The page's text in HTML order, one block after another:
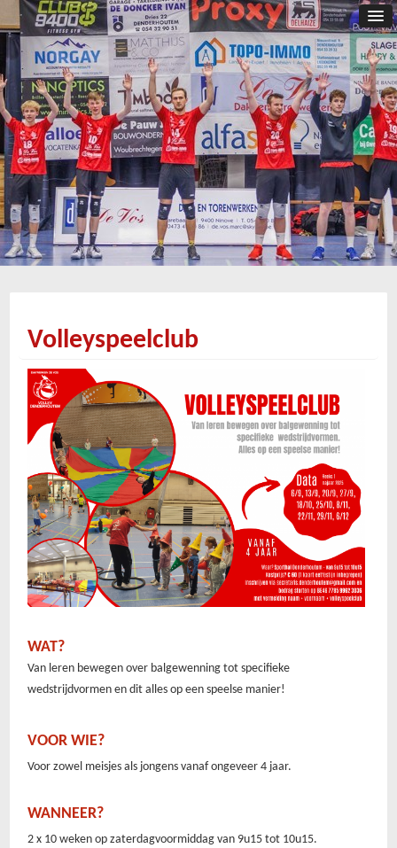
Volleyspeelclub
WAT?
Van leren bewegen over balgewenning tot specifieke
wedstrijdvormen en dit alles op een speelse manier!
VOOR WIE?
Voor zowel meisjes als jongens vanaf ongeveer 4 jaar.
WANNEER?
2 x 10 weken op zaterdagvoormiddag van 9u15 tot 10u15.